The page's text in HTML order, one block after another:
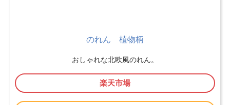
のれん 植物柄
おしゃれな北欧風のれん。
楽天市場